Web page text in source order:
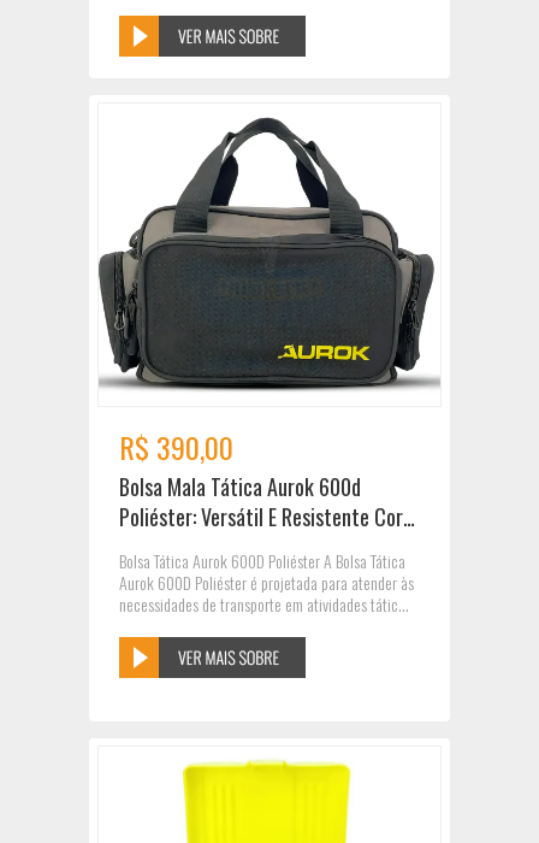
R$ 390,00
Bolsa Mala Tática Aurok 600d
Poliéster: Versátil E Resistente Cor
Bolsa Tática Aurok 600D Poliéster A Bolsa Tática
Aurok 600D Poliéster é projetada para atender às
necessidades de transporte em atividades tátic...